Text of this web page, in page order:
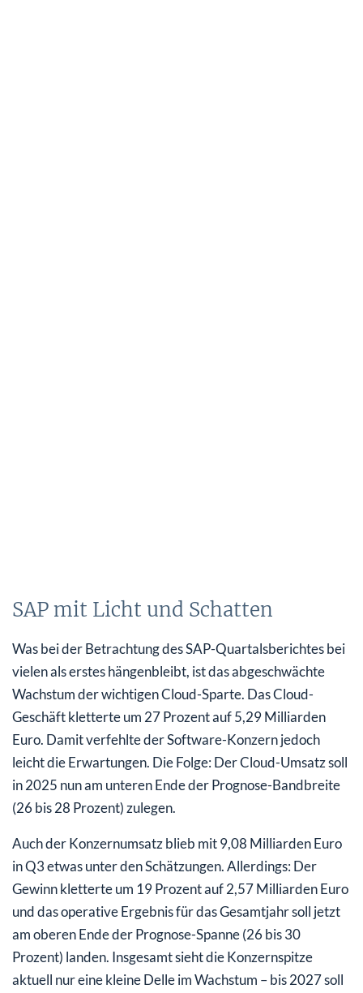
SAP mit Licht und Schatten
Was bei der Betrachtung des SAP-Quartalsberichtes bei
vielen als erstes hängenbleibt, ist das abgeschwächte
Wachstum der wichtigen Cloud-Sparte. Das Cloud-
Geschäft kletterte um 27 Prozent auf 5,29 Milliarden
Euro. Damit verfehlte der Software-Konzern jedoch
leicht die Erwartungen. Die Folge: Der Cloud-Umsatz soll
in 2025 nun am unteren Ende der Prognose-Bandbreite
(26 bis 28 Prozent) zulegen.
Auch der Konzernumsatz blieb mit 9,08 Milliarden Euro
in Q3 etwas unter den Schätzungen. Allerdings: Der
Gewinn kletterte um 19 Prozent auf 2,57 Milliarden Euro
und das operative Ergebnis für das Gesamtjahr soll jetzt
am oberen Ende der Prognose-Spanne (26 bis 30
Prozent) landen. Insgesamt sieht die Konzernspitze
aktuell nur eine kleine Delle im Wachstum – bis 2027 soll